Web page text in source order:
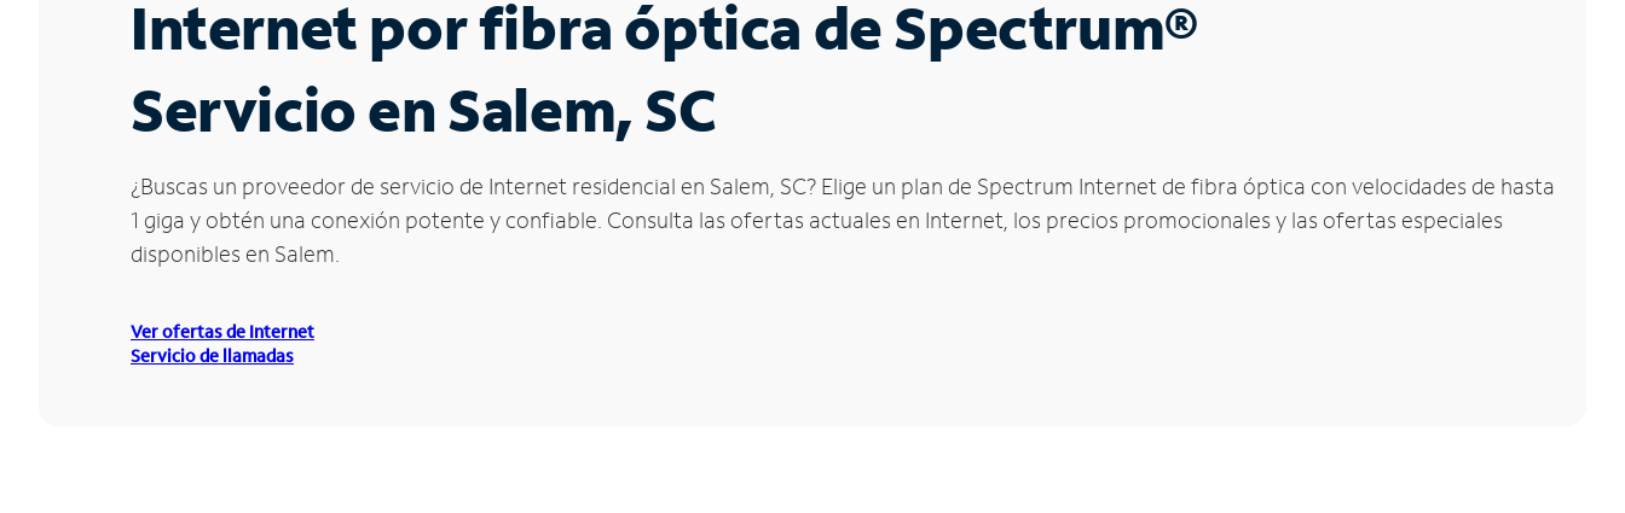
Internet por fibra óptica de Spectrum®
Servicio en Salem, SC
¿Buscas un proveedor de servicio de Internet residencial en Salem, SC? Elige un plan de Spectrum Internet de fibra óptica con velocidades de hasta
1 giga y obtén una conexión potente y confiable. Consulta las ofertas actuales en Internet, los precios promocionales y las ofertas especiales
disponibles en Salem.
Ver ofertas de Internet
Servicio de llamadas